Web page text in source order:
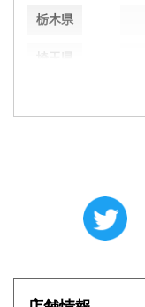
栃木県
埼玉県